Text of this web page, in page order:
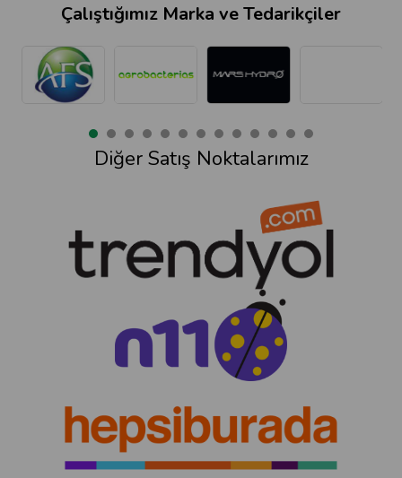
Çalıştığımız Marka ve Tedarikçiler
Diğer Satış Noktalarımız